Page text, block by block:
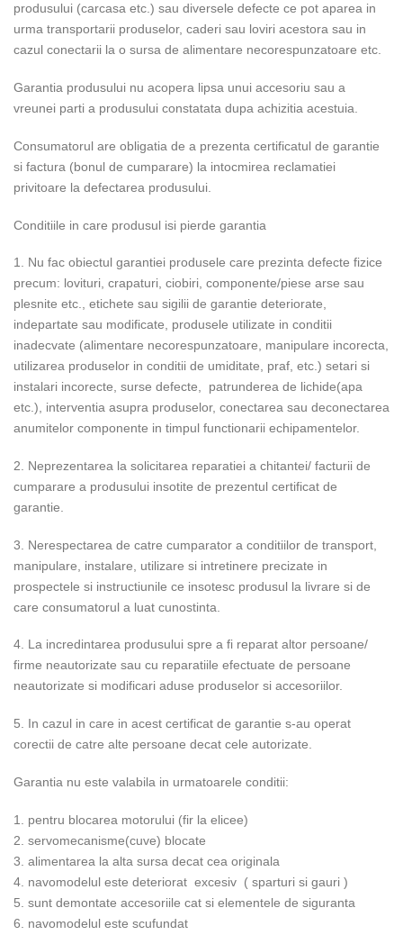
produsului (carcasa etc.) sau diversele defecte ce pot aparea in
urma transportarii produselor, caderi sau loviri acestora sau in
cazul conectarii la o sursa de alimentare necorespunzatoare etc.
Garantia produsului nu acopera lipsa unui accesoriu sau a
vreunei parti a produsului constatata dupa achizitia acestuia.
Consumatorul are obligatia de a prezenta certificatul de garantie
si factura (bonul de cumparare) la intocmirea reclamatiei
privitoare la defectarea produsului.
Conditiile in care produsul isi pierde garantia
1. Nu fac obiectul garantiei produsele care prezinta defecte fizice
precum: lovituri, crapaturi, ciobiri, componente/piese arse sau
plesnite etc., etichete sau sigilii de garantie deteriorate,
indepartate sau modificate, produsele utilizate in conditii
inadecvate (alimentare necorespunzatoare, manipulare incorecta,
utilizarea produselor in conditii de umiditate, praf, etc.) setari si
instalari incorecte, surse defecte, patrunderea de lichide(apa
etc.), interventia asupra produselor, conectarea sau deconectarea
anumitelor componente in timpul functionarii echipamentelor.
2. Neprezentarea la solicitarea reparatiei a chitantei/ facturii de
cumparare a produsului insotite de prezentul certificat de
garantie.
3. Nerespectarea de catre cumparator a conditiilor de transport,
manipulare, instalare, utilizare si intretinere precizate in
prospectele si instructiunile ce insotesc produsul la livrare si de
care consumatorul a luat cunostinta.
4. La incredintarea produsului spre a fi reparat altor persoane/
firme neautorizate sau cu reparatiile efectuate de persoane
neautorizate si modificari aduse produselor si accesoriilor.
5. In cazul in care in acest certificat de garantie s-au operat
corectii de catre alte persoane decat cele autorizate.
Garantia nu este valabila in urmatoarele conditii:
1. pentru blocarea motorului (fir la elicee)
2. servomecanisme(cuve) blocate
3. alimentarea la alta sursa decat cea originala
4. navomodelul este deteriorat excesiv ( sparturi si gauri )
5. sunt demontate accesoriile cat si elementele de siguranta
6. navomodelul este scufundat